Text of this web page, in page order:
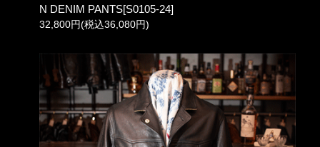
N DENIM PANTS[S0105-24]
32,800円(税込36,080円)